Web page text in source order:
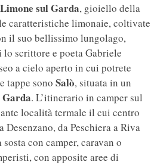
Limone sul Garda, gioiello della
caratteristiche limonaie, coltivate
il suo bellissimo lungolago,
scrittore e poeta Gabriele
a cielo aperto in cui potrete
tappe sono Salò, situata in un
Garda. L’itinerario in camper sul
località termale il cui centro
da Peschiera a Riva
con camper, caravan o
con apposite aree di